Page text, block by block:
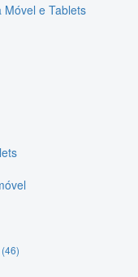
Móvel e Tablets
(46)